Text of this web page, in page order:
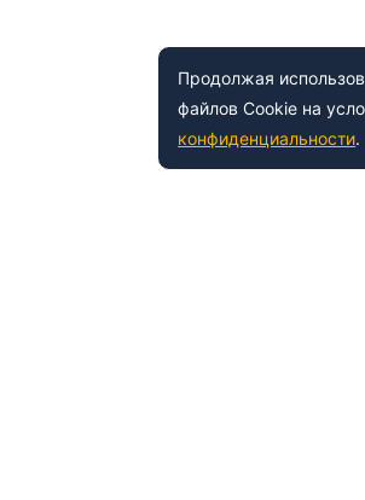
Продолжая
файлов Cookie на
конфиденциальности.